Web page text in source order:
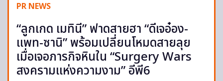
PR NEWS
“ลูกเกด เมทินี” ฟาดสายฮา “ดีเจอ๋อง-
แพท-ซานิ” พร้อมเปลี่ยนโหมดสายลุย
เมื่อเจอภารกิจหินใน “Surgery Wars
สงครามแห่งความงาม” อีพี6